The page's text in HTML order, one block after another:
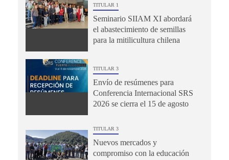
TITULAR 1
Seminario SIIAM XI abordará
el abastecimiento de semillas
para la mitilicultura chilena
TITULAR 3
Envío de resúmenes para
Conferencia Internacional SRS
2026 se cierra el 15 de agosto
TITULAR 3
Nuevos mercados y
compromiso con la educación